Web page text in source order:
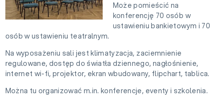
Może pomieścić na
konferencję 70 osób w
ustawieniu bankietowym i 70
osób w ustawieniu teatralnym.
Na wyposażeniu sali jest klimatyzacja, zaciemnienie
regulowane, dostęp do światła dziennego, nagłośnienie,
internet wi-fi, projektor, ekran wbudowany, flipchart, tablica.
Można tu organizować m.in. konferencje, eventy i szkolenia.